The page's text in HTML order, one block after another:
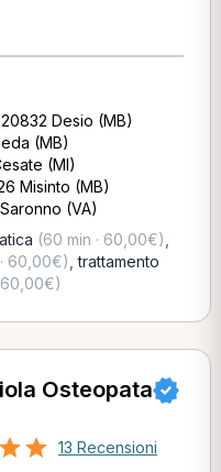
Desio (MB)
(MB)
(MI)
Misinto (MB)
(VA)
(60 min · 60,00€)
60,00€) ,trattamento
60,00€)
Osteopata
13 Recensioni